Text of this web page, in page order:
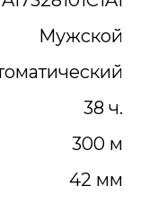
Мужской
38 ч.
300 м
42 мм